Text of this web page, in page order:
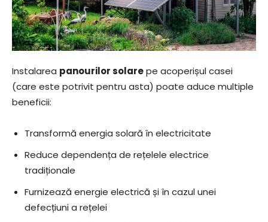
Instalarea panourilor solarepe acoperișul casei
(care este potrivit pentru asta) poate aduce multiple
beneficii:
Transformă energia solară în electricitate
Reduce dependența de rețelele electrice
tradiționale
Furnizează energie electrică și în cazul unei
defecțiuni a rețelei